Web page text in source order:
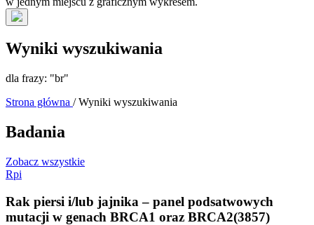
Wyniki wyszukiwania
dla frazy: "br"
Strona główna / Wyniki wyszukiwania
Badania
Zobacz wszystkie
Rpi
Rak piersi i/lub jajnika – panel podsatwowych
mutacji w genach BRCA1 oraz BRCA2(3857)